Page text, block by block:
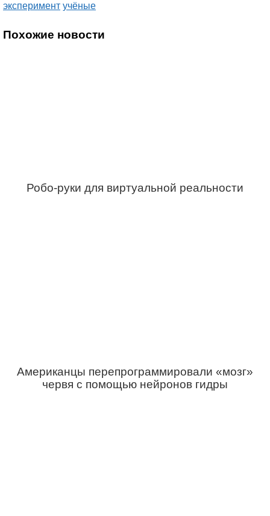
эксперимент учёные
Похожие новости
Робо-руки для виртуальной реальности
Американцы перепрограммировали «мозг»
червя с помощью нейронов гидры